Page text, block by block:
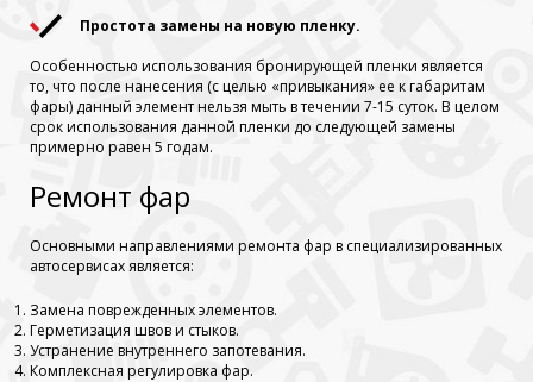
Простота замены на новую пленку.
Особенностью использования бронирующей пленки является
то, что после нанесения (с целью «привыкания» ее к габаритам
фары) данный элемент нельзя мыть в течении 7-15 суток. В целом
срок использования данной пленки до следующей замены
примерно равен 5 годам.
Ремонт фар
Основными направлениями ремонта фар в специализированных
автосервисах является:
Замена поврежденных элементов.
Герметизация швов и стыков.
Устранение внутреннего запотевания.
Комплексная регулировка фар.